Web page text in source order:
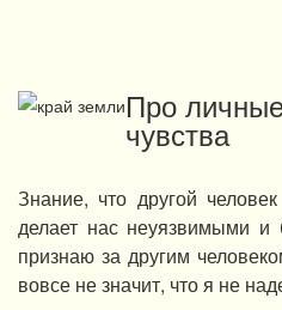
Про
чувства
Знание, что другой
делает нас неуязвимыми и
признаю за другим
вовсе не значит, что я не